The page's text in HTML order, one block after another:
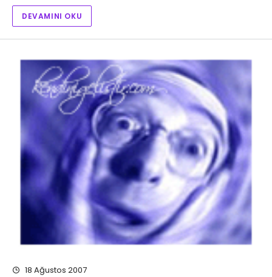
DEVAMINI OKU
18 Ağustos 2007